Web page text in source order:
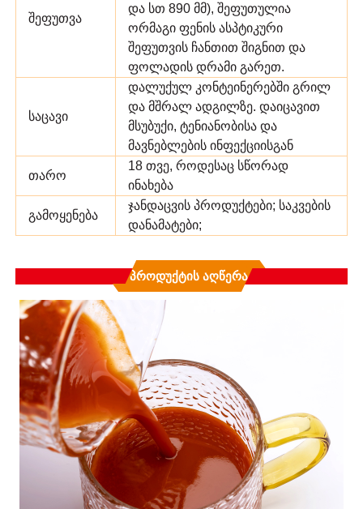
შეფუთვა
და სთ 890 მმ), შეფუთულია
ორმაგი ფენის ასპტიკური
შეფუთვის ჩანთით შიგნით და
ფოლადის დრამი გარეთ.
საცავი
დალუქულ კონტეინერებში გრილ
და მშრალ ადგილზე. დაიცავით
მსუბუქი, ტენიანობისა და
მავნებლების ინფექციისგან
თარო
18 თვე, როდესაც სწორად
ინახება
გამოყენება
ჯანდაცვის პროდუქტები; საკვების
დანამატები;
Პროდუქტის Აღწერა